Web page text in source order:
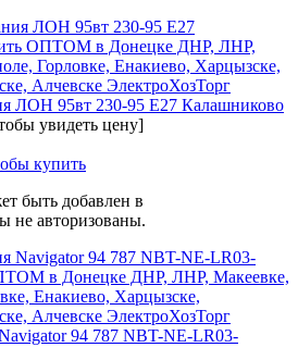
ЛОН 95вт 230-95 Е27 Калашниково
увидеть цену]
купить
быть добавлен в
не авторизованы.
94 787 NBT-NE-LR03-